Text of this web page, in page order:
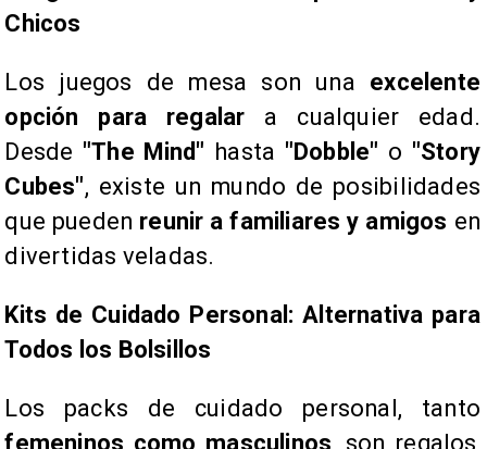
Chicos
Los juegos de mesa son una excelente
opción para regalar a cualquier edad.
Desde "The Mind" hasta "Dobble" o "Story
Cubes", existe un mundo de posibilidades
que pueden reunir a familiares y amigos en
divertidas veladas.
Kits de Cuidado Personal: Alternativa para
Todos los Bolsillos
Los packs de cuidado personal, tanto
femeninos como masculinos , son regalos